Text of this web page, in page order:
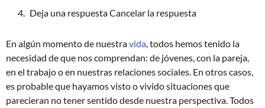
Deja una respuesta Cancelar la respuesta
En algún momento de nuestravida, todos hemos tenido la
necesidad de que nos comprendan: de jóvenes, con la pareja,
en el trabajo o en nuestras relaciones sociales. En otros casos,
es probable que hayamos visto o vivido situaciones que
parecieran no tener sentido desde nuestra perspectiva. Todos